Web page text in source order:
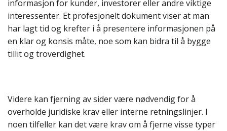
informasjon for kunder, investorer eller andre viktige
interessenter. Et profesjonelt dokument viser at man
har lagt tid og krefter i å presentere informasjonen på
en klar og konsis måte, noe som kan bidra til å bygge
tillit og troverdighet.
Videre kan fjerning av sider være nødvendig for å
overholde juridiske krav eller interne retningslinjer. I
noen tilfeller kan det være krav om å fjerne visse typer